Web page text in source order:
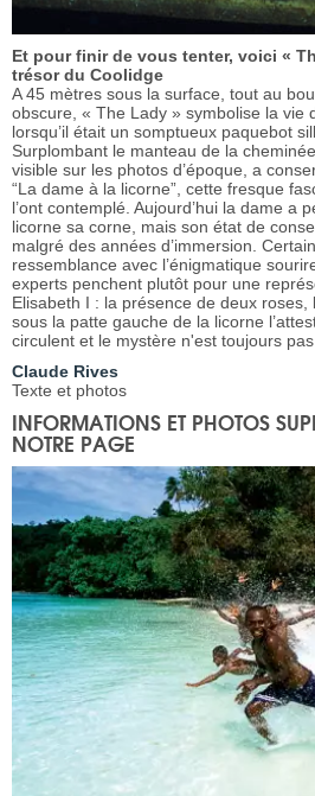
Et pour finir de vous tenter, voici «
trésor du Coolidge
A 45 mètres sous la surface, tout au
obscure, « The Lady » symbolise la vie
lorsqu’il était un somptueux paquebot
Surplombant le manteau de la
visible sur les photos d’époque, a
“La dame à la licorne”, cette fresque
l’ont contemplé. Aujourd’hui la dame a
licorne sa corne, mais son état de
malgré des années d’immersion.
ressemblance avec l’énigmatique
experts penchent plutôt pour une
Elisabeth I : la présence de deux roses,
sous la patte gauche de la licorne
circulent et le mystère n'est toujours
Claude Rives
Texte et photos
INFORMATIONS ET PHOTOS
NOTRE PAGE